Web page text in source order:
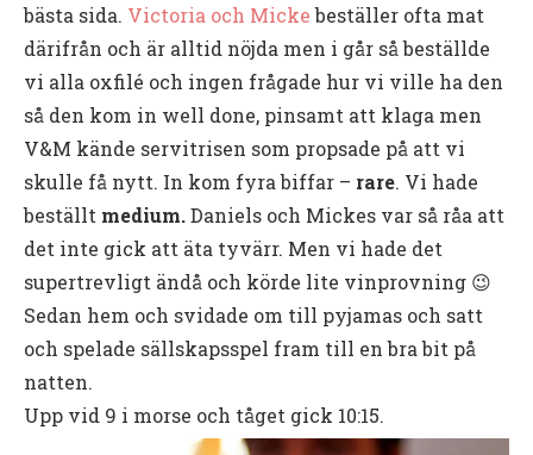
bästa sida. Victoria och Mickebeställer ofta mat
därifrån och är alltid nöjda men i går så beställde
vi alla oxfilé och ingen frågade hur vi ville ha den
så den kom in well done, pinsamt att klaga men
V&M kände servitrisen som propsade på att vi
skulle få nytt. In kom fyra biffar – rare. Vi hade
beställt medium.Daniels och Mickes var så råa att
det inte gick att äta tyvärr. Men vi hade det
supertrevligt ändå och körde lite vinprovning 😉
Sedan hem och svidade om till pyjamas och satt
och spelade sällskapsspel fram till en bra bit på
natten.
Upp vid 9 i morse och tåget gick 10:15.